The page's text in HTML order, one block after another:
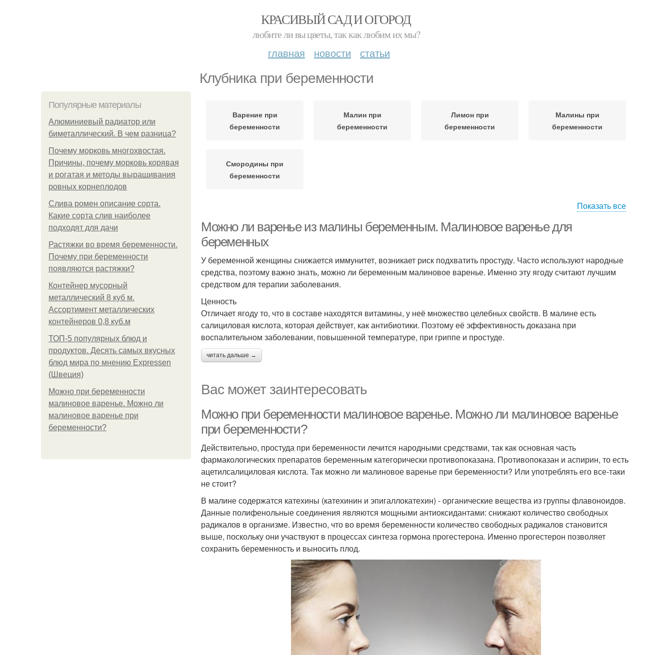
КРАСИВЫЙ САД И ОГОРОД
любите ли вы цветы, так как любим их мы?
главная новости статьи
Клубника при беременности
Популярные материалы
Алюминиевый радиатор или
биметаллический. В чем разница?
Почему морковь многохвостая.
Причины, почему морковь корявая
и рогатая и методы выращивания
ровных корнеплодов
Слива ромен описание сорта.
Какие сорта слив наиболее
подходят для дачи
Растяжки во время беременности.
Почему при беременности
появляются растяжки?
Контейнер мусорный
металлический 8 куб м.
Ассортимент металлических
контейнеров 0,8 куб.м
ТОП-5 популярных блюд и
продуктов. Десять самых вкусных
блюд мира по мнению Expressen
(Швеция)
Можно при беременности
малиновое варенье. Можно ли
малиновое варенье при
беременности?
Варение при
беременности
Малин при
беременности
Лимон при
беременности
Малины при
беременности
Смородины при
беременности
Показать все
Можно ли варенье из малины беременным. Малиновое варенье для
беременных
У беременной женщины снижается иммунитет, возникает риск подхватить простуду. Часто используют народные
средства, поэтому важно знать, можно ли беременным малиновое варенье. Именно эту ягоду считают лучшим
средством для терапии заболевания.
Ценность
Отличает ягоду то, что в составе находятся витамины, у неё множество целебных свойств. В малине есть
салициловая кислота, которая действует, как антибиотики. Поэтому её эффективность доказана при
воспалительном заболевании, повышенной температуре, при гриппе и простуде.
читать дальше →
Вас может заинтересовать
Можно при беременности малиновое варенье. Можно ли малиновое варенье
при беременности?
Действительно, простуда при беременности лечится народными средствами, так как основная часть
фармакологических препаратов беременным категорически противопоказана. Противопоказан и аспирин, то есть
ацетилсалициловая кислота. Так можно ли малиновое варенье при беременности? Или употреблять его все-таки
не стоит?
В малине содержатся катехины (катехинин и эпигаллокатехин) - органические вещества из группы флавоноидов.
Данные полифенольные соединения являются мощными антиоксидантами: снижают количество свободных
радикалов в организме. Известно, что во время беременности количество свободных радикалов становится
выше, поскольку они участвуют в процессах синтеза гормона прогестерона. Именно прогестерон позволяет
сохранить беременность и выносить плод.